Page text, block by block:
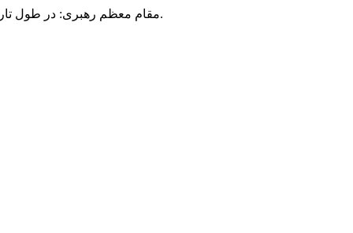
مقام معظم رهبری: در طول تاریخ، رنگ های گوناگون بر سیاست این کشور پهناور سایه افکند؛ اما رنگ ثابت مردم گیلان، رنگ ایمان بود.